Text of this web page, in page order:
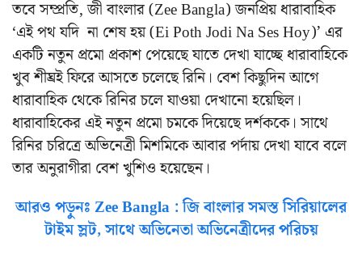
তবে সম্প্রতি, জী বাংলার (Zee Bangla) জনপ্রিয় ধারাবাহিক
‘এই পথ যদি না শেষ হয় (Ei Poth Jodi Na Ses Hoy)’ এর
একটি নতুন প্রমো প্রকাশ পেয়েছে যাতে দেখা যাচ্ছে ধারাবাহিকে
খুব শীঘ্রই ফিরে আসতে চলেছে রিনি। বেশ কিছুদিন আগে
ধারাবাহিক থেকে রিনির চলে যাওয়া দেখানো হয়েছিল।
ধারাবাহিকের এই নতুন প্রমো চমকে দিয়েছে দর্শককে। সাথে
রিনির চরিত্রে অভিনেত্রী মিশমিকে আবার পর্দায় দেখা যাবে বলে
তার অনুরাগীরা বেশ খুশিও হয়েছেন।
আরও পড়ুনঃ Zee Bangla : জি বাংলার সমস্ত সিরিয়ালের
টাইম স্লট, সাথে অভিনেতা অভিনেত্রীদের পরিচয়